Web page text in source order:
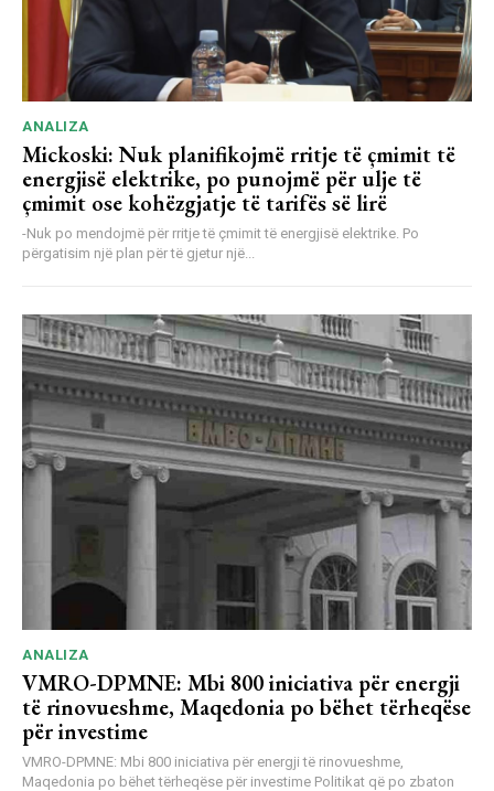
ANALIZA
Mickoski: Nuk planifikojmë rritje të çmimit të
energjisë elektrike, po punojmë për ulje të
çmimit ose kohëzgjatje të tarifës së lirë
-Nuk po mendojmë për rritje të çmimit të energjisë elektrike. Po
përgatisim një plan për të gjetur një...
ANALIZA
VMRO-DPMNE: Mbi 800 iniciativa për energji
të rinovueshme, Maqedonia po bëhet tërheqëse
për investime
VMRO-DPMNE: Mbi 800 iniciativa për energji të rinovueshme,
Maqedonia po bëhet tërheqëse për investime Politikat që po zbaton